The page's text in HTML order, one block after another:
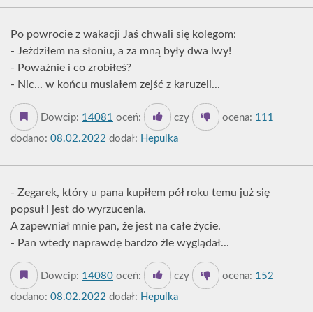
Po powrocie z wakacji Jaś chwali się kolegom:
- Jeździłem na słoniu, a za mną były dwa lwy!
- Poważnie i co zrobiłeś?
- Nic... w końcu musiałem zejść z karuzeli...
Dowcip: 14081 oceń: czy ocena: 111
dodano: 08.02.2022 dodał: Hepulka
- Zegarek, który u pana kupiłem pół roku temu już się
popsuł i jest do wyrzucenia.
A zapewniał mnie pan, że jest na całe życie.
- Pan wtedy naprawdę bardzo źle wyglądał...
Dowcip: 14080 oceń: czy ocena: 152
dodano: 08.02.2022 dodał: Hepulka